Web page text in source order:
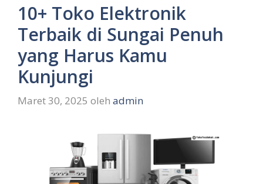
10+ Toko Elektronik
Terbaik di Sungai Penuh
yang Harus Kamu
Kunjungi
Maret 30, 2025 oleh admin